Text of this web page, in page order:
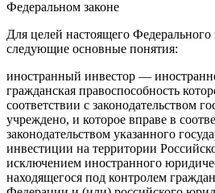
Федеральном законе
Для целей настоящего Федерального
следующие основные понятия:
иностранный инвестор —
гражданская правоспособность
соответствии с законодательством
учреждено, и которое вправе в
законодательством указанного
инвестиции на территории
исключением иностранного
находящегося под контролем